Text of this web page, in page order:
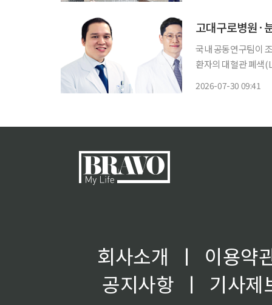
국내 공동연구팀이
환자의 대혈관 폐색
2026-07-30 09:41
회사소개 ㅣ
이용약
공지사항
ㅣ
기사제